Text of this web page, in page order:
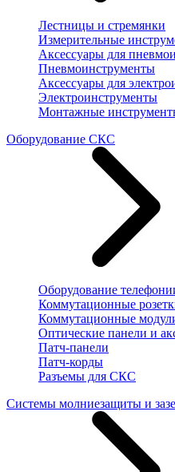
Лестницы и стремянки
Измерительные
Аксессуары для
Пневмоинструменты
Аксессуары для
Электроинструменты
Монтажные
Оборудование СКС
Оборудование
Коммутационные
Коммутационные
Оптические панели и
Патч-панели
Патч-корды
Разъемы для СКС
Системы молниезащиты и